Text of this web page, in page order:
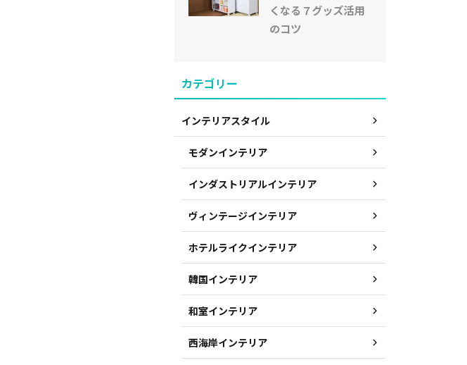
くなる７グッズ活用
のコツ
カテゴリー
インテリアスタイル
モダンインテリア
インダストリアルインテリア
ヴィンテージインテリア
ホテルライクインテリア
韓国インテリア
和室インテリア
西海岸インテリア